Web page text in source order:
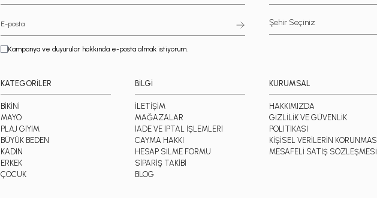
Kampanya ve duyurular hakkında e-posta almak istiyorum.
KATEGORİLER
BİKİNİ
MAYO
PLAJ GİYİM
BÜYÜK BEDEN
KADIN
ERKEK
ÇOCUK
BİLGİ
İLETİŞİM
MAĞAZALAR
İADE VE İPTAL İŞLEMLERİ
CAYMA HAKKI
HESAP SİLME FORMU
SİPARİŞ TAKİBİ
BLOG
KURUMSAL
HAKKIMIZDA
GİZLİLİK VE GÜVENLİK
POLİTİKASI
KİŞİSEL VERİLERİN KORUNMASI
MESAFELİ SATIŞ SÖZLEŞMESİ